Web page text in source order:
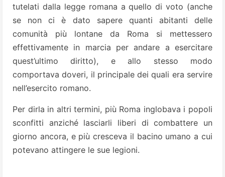
tutelati dalla legge romana a quello di voto (anche
se non ci è dato sapere quanti abitanti delle
comunità più lontane da Roma si mettessero
effettivamente in marcia per andare a esercitare
quest’ultimo diritto), e allo stesso modo
comportava doveri, il principale dei quali era servire
nell’esercito romano.
Per dirla in altri termini, più Roma inglobava i popoli
sconfitti anziché lasciarli liberi di combattere un
giorno ancora, e più cresceva il bacino umano a cui
potevano attingere le sue legioni.